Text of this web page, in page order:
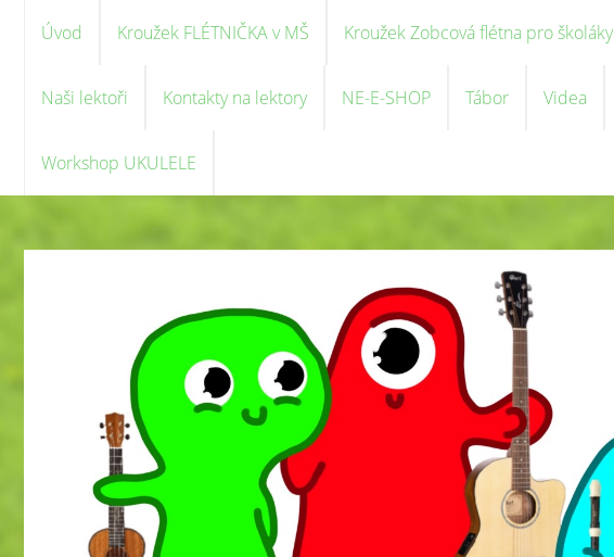
Úvod Kroužek FLÉTNIČKA v MŠ Kroužek Zobcová flétna pro školáky
Naši lektoři Kontakty na lektory NE-E-SHOP Tábor Videa
Workshop UKULELE